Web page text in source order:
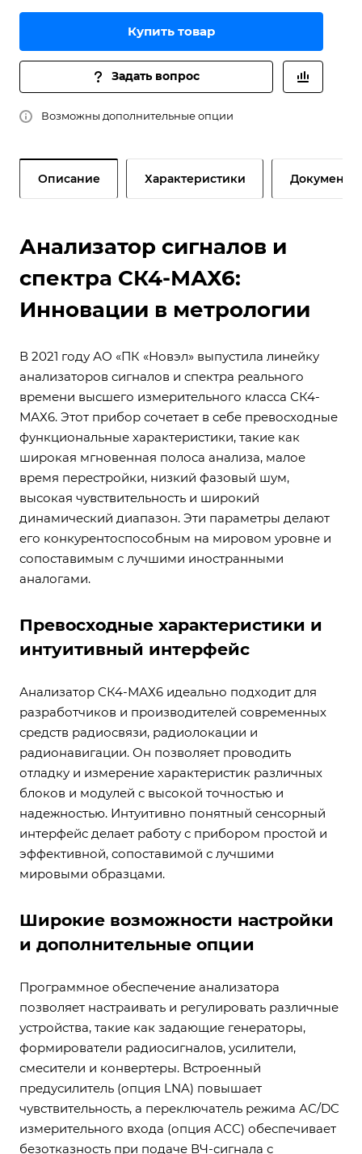
Купить товар
Задать вопрос
Возможны дополнительные опции
Описание Характеристики Документы
Анализатор сигналов и
спектра СК4-МАХ6:
Инновации в метрологии
В 2021 году АО «ПК «Новэл» выпустила линейку
анализаторов сигналов и спектра реального
времени высшего измерительного класса СК4-
МАХ6. Этот прибор сочетает в себе превосходные
функциональные характеристики, такие как
широкая мгновенная полоса анализа, малое
время перестройки, низкий фазовый шум,
высокая чувствительность и широкий
динамический диапазон. Эти параметры делают
его конкурентоспособным на мировом уровне и
сопоставимым с лучшими иностранными
аналогами.
Превосходные характеристики и
интуитивный интерфейс
Анализатор СК4-МАХ6 идеально подходит для
разработчиков и производителей современных
средств радиосвязи, радиолокации и
радионавигации. Он позволяет проводить
отладку и измерение характеристик различных
блоков и модулей с высокой точностью и
надежностью. Интуитивно понятный сенсорный
интерфейс делает работу с прибором простой и
эффективной, сопоставимой с лучшими
мировыми образцами.
Широкие возможности настройки
и дополнительные опции
Программное обеспечение анализатора
позволяет настраивать и регулировать различные
устройства, такие как задающие генераторы,
формирователи радиосигналов, усилители,
смесители и конвертеры. Встроенный
предусилитель (опция LNA) повышает
чувствительность, а переключатель режима АС/DC
измерительного входа (опция ACC) обеспечивает
безотказность при подаче ВЧ-сигнала с